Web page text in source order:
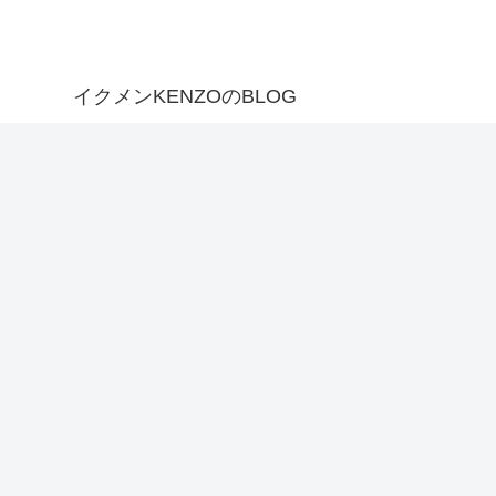
イクメンKENZOのBLOG